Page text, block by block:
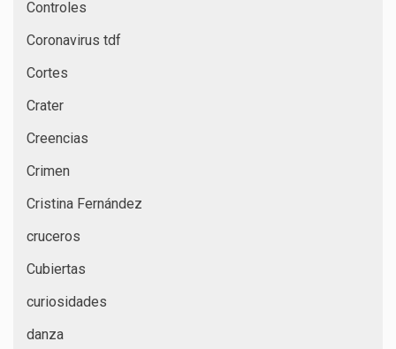
Controles
Coronavirus tdf
Cortes
Crater
Creencias
Crimen
Cristina Fernández
cruceros
Cubiertas
curiosidades
danza